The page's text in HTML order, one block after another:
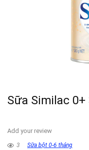
Sữa Similac
Add your review
3 Sữa bột 0-6 tháng